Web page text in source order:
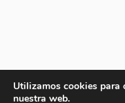
Utilizamos cookies para
nuestra web.